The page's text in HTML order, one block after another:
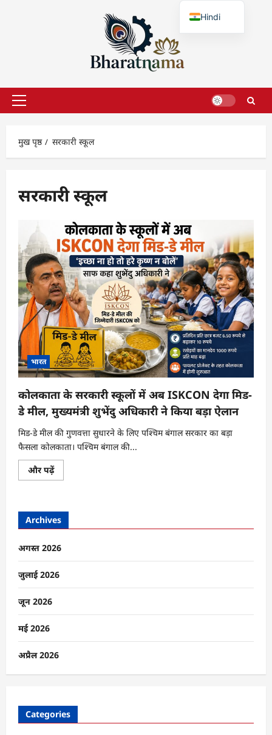
प्राथमिक
मुख पृष्ठ
सरकारी स्कूल
सरकारी स्कूल
भारत
कोलकाता के सरकारी स्कूलों में अब ISKCON देगा मिड-
डे मील, मुख्यमंत्री शुभेंदु अधिकारी ने किया बड़ा ऐलान
मिड-डे मील की गुणवत्ता सुधारने के लिए पश्चिम बंगाल सरकार का बड़ा
फैसला कोलकाता। पश्चिम बंगाल की...
और पढ़ेंकोलकाता
के
अब
ISKCON
देगा
डे
मील,
मुख्यमंत्री
शुभेंदु
अधिकारी
ने
ऐलान
में
पढ़ें
Archives
अगस्त 2026
जुलाई 2026
जून 2026
मई 2026
अप्रैल 2026
Categories
Hindi